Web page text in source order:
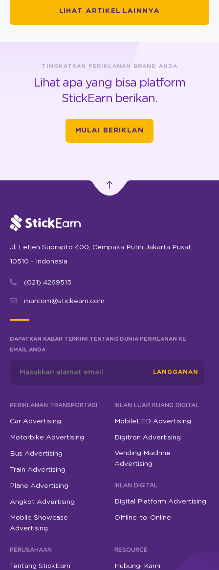
LIHAT ARTIKEL LAINNYA
TINGKATKAN PERIKLANAN BRAND ANDA
Lihat apa yang bisa platform
StickEarn berikan.
MULAI BERIKLAN
Jl. Letjen Suprapto 400, Cempaka Putih Jakarta Pusat,
10510 - Indonesia
(021) 4269515
marcom@stickearn.com
DAPATKAN KABAR TERKINI TENTANG DUNIA PERIKLANAN KE
EMAIL ANDA
LANGGANAN
PERIKLANAN TRANSPORTASI
Car Advertising
Motorbike Advertising
Bus Advertising
Train Advertising
Plane Advertising
Angkot Advertising
Mobile Showcase
Advertising
IKLAN LUAR RUANG DIGITAL
MobileLED Advertising
Digitron Advertising
Vending Machine
Advertising
IKLAN DIGITAL
Digital Platform Advertising
Offline-to-Online
PERUSAHAAN
Tentang StickEarn
RESOURCE
Hubungi Kami